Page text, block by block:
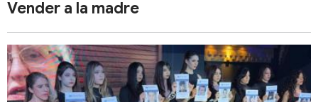
Vender a la madre